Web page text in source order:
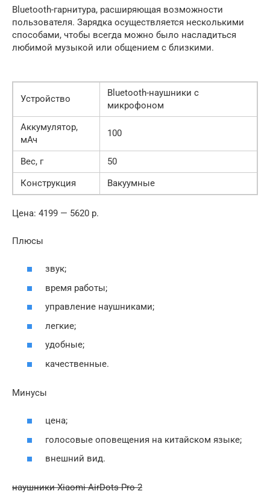
Bluetooth-гарнитура, расширяющая возможности
пользователя. Зарядка осуществляется несколькими
способами, чтобы всегда можно было насладиться
любимой музыкой или общением с близкими.
Устройство
Bluetooth-наушники с
микрофоном
Аккумулятор,
мАч
100
Вес, г
50
Конструкция
Вакуумные
Цена: 4199 — 5620 р.
Плюсы
звук;
время работы;
управление наушниками;
легкие;
удобные;
качественные.
Минусы
цена;
голосовые оповещения на китайском языке;
внешний вид.
наушники Xiaomi AirDots Pro 2